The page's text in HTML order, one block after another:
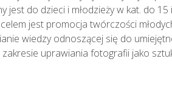
jest do dzieci i młodzieży w kat. do
jest promocja twórczości
wiedzy odnoszącej się do
uprawiania fotografii jako